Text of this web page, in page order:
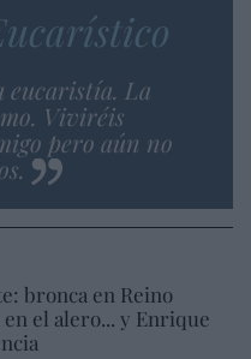
eucaristía. La
Viviréis
pero aún no
bronca en Reino
el alero... y Enrique